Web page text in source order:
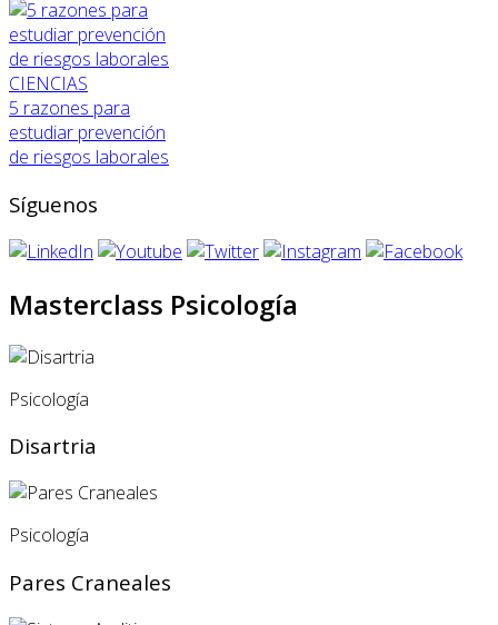
CIENCIAS
5 razones para
estudiar prevención
de riesgos laborales
Síguenos
Masterclass Psicología
Psicología
Disartria
Psicología
Pares Craneales